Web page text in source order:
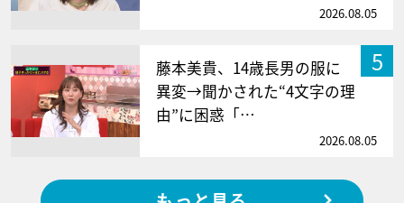
2026.08.05
5
藤本美貴、14歳長男の服に
異変→聞かされた“4文字の理
由”に困惑「…
2026.08.05